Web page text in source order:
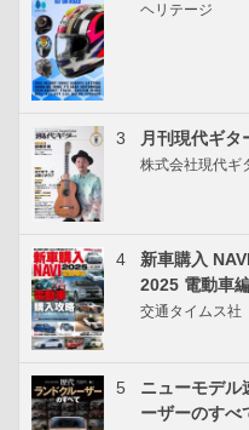
ヘリテージ
3 月刊現代ギ
株式会社現代ギ
4
新車購入
2025 電動車
交通タイムス社
5
ニューモデル
ーザーのすべ